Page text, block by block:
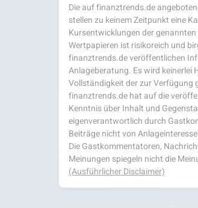
Die auf finanztrends.de
stellen zu keinem Zeitpunkt eine
Kursentwicklungen der
Wertpapieren ist risikoreich und
finanztrends.de veröffentlichen
Anlageberatung. Es wird keinerlei
Vollständigkeit der zur Verfügung
finanztrends.de hat auf die
Kenntnis über Inhalt und
eigenverantwortlich durch
Beiträge nicht von
Die Gastkommentatoren,
Meinungen spiegeln nicht die
(Ausführlicher Disclaimer)